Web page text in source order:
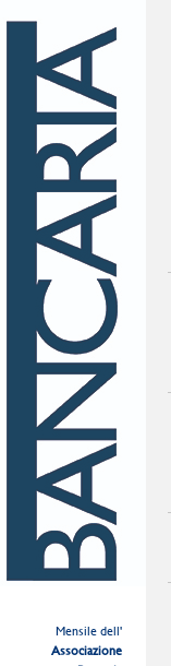
Mensile dell'
Associazione